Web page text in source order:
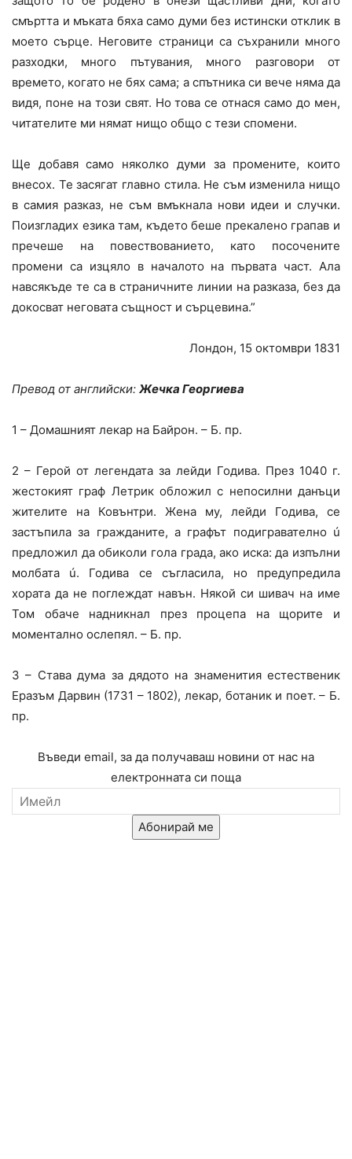
смъртта и мъката бяха само думи без истински отклик в
моето сърце. Неговите страници са съхранили много
разходки, много пътувания, много разговори от
времето, когато не бях сама; а спътника си вече няма да
видя, поне на този свят. Но това се отнася само до мен,
читателите ми нямат нищо общо с тези спомени.
Ще добавя само няколко думи за промените, които
внесох. Те засягат главно стила. Не съм изменила нищо
в самия разказ, не съм вмъкнала нови идеи и случки.
Поизгладих езика там, където беше прекалено грапав и
пречеше на повествованието, като посочените
промени са изцяло в началото на първата част. Ала
навсякъде те са в страничните линии на разказа, без да
докосват неговата същност и сърцевина.”
Лондон, 15 октомври 1831
Превод от английски: Жечка Георгиева
1 – Домашният лекар на Байрон. – Б. пр.
2 – Герой от легендата за лейди Годива. През 1040 г.
жестокият граф Летрик обложил с непосилни данъци
жителите на Ковънтри. Жена му, лейди Годива, се
застъпила за гражданите, а графът подигравателно ú
предложил да обиколи гола града, ако иска: да изпълни
молбата ú. Годива се съгласила, но предупредила
хората да не поглеждат навън. Някой си шивач на име
Том обаче надникнал през процепа на щорите и
моментално ослепял. – Б. пр.
3 – Става дума за дядото на знаменития естественик
Еразъм Дарвин (1731 – 1802), лекар, ботаник и поет. – Б.
пр.
Въведи email, за да получаваш новини от нас на
електронната си поща
Абонирай ме